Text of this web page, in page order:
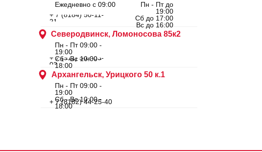
Архангельск, Урицкого 50 к.1
Северодвинск, Ломоносова 85к2
Ежедневно с 09:00
Пн - Пт до
19:00
Сб до 17:00
Вс до 16:00
Пн - Пт 09:00 -
19:00
Сб - Вс 10:00 -
18:00
Пн - Пт 09:00 -
19:00
Сб - Вс 10:00 -
18:00
+ 7 (8184) 50-11-
21
+ 7 (911) 562-83-
03
+ 7 (8182) 44-25-40